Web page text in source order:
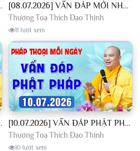
LƯỢNG│TT. Thích Đạo Thịnh [08.07.2026] VẤN ĐÁP MỚI NHẤT - Pháp Hội Địa Tạng Chùa Khai Nguyên | TT. Thích Đạo Thịnh
Thượng Toạ Thích Đạo Thịnh
11 lượt xem
LƯỢNG│TT. Thích Đạo Thịnh [10.07.2026] VẤN ĐÁP PHẬT PHÁP - Nghe Thầy giảng Pháp mỗi ngày CÔNG ĐỨC VÔ LƯỢNG│TT. Thích Đạo Thịnh
Thượng Toạ Thích Đạo Thịnh
10 lượt xem